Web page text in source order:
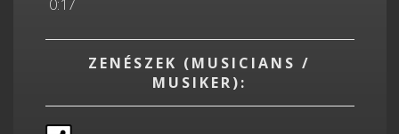
0:17
ZENÉSZEK (MUSICIANS /
MUSIKER):